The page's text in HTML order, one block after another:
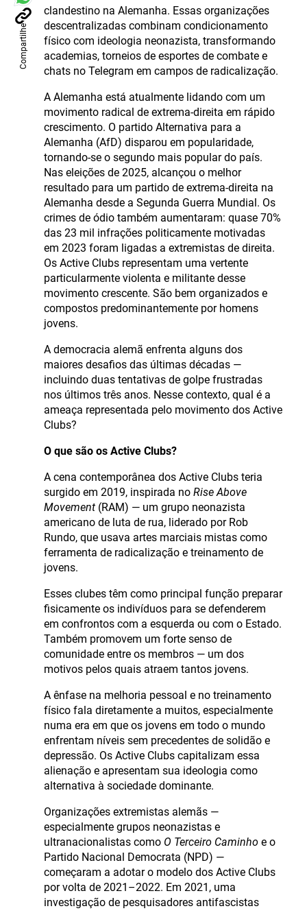
Compartilhe
clandestino na Alemanha. Essas organizações
descentralizadas combinam condicionamento
físico com ideologia neonazista, transformando
academias, torneios de esportes de combate e
chats no Telegram em campos de radicalização.
A Alemanha está atualmente lidando com um
movimento radical de extrema-direita em rápido
crescimento. O partido Alternativa para a
Alemanha (AfD) disparou em popularidade,
tornando-se o segundo mais popular do país.
Nas eleições de 2025, alcançou o melhor
resultado para um partido de extrema-direita na
Alemanha desde a Segunda Guerra Mundial. Os
crimes de ódio também aumentaram: quase 70%
das 23 mil infrações politicamente motivadas
em 2023 foram ligadas a extremistas de direita.
Os Active Clubs representam uma vertente
particularmente violenta e militante desse
movimento crescente. São bem organizados e
compostos predominantemente por homens
jovens.
A democracia alemã enfrenta alguns dos
maiores desafios das últimas décadas —
incluindo duas tentativas de golpe frustradas
nos últimos três anos. Nesse contexto, qual é a
ameaça representada pelo movimento dos Active
Clubs?
O que são os Active Clubs?
A cena contemporânea dos Active Clubs teria
surgido em 2019, inspirada no Rise Above
Movement (RAM) — um grupo neonazista
americano de luta de rua, liderado por Rob
Rundo, que usava artes marciais mistas como
ferramenta de radicalização e treinamento de
jovens.
Esses clubes têm como principal função preparar
fisicamente os indivíduos para se defenderem
em confrontos com a esquerda ou com o Estado.
Também promovem um forte senso de
comunidade entre os membros — um dos
motivos pelos quais atraem tantos jovens.
A ênfase na melhoria pessoal e no treinamento
físico fala diretamente a muitos, especialmente
numa era em que os jovens em todo o mundo
enfrentam níveis sem precedentes de solidão e
depressão. Os Active Clubs capitalizam essa
alienação e apresentam sua ideologia como
alternativa à sociedade dominante.
Organizações extremistas alemãs —
especialmente grupos neonazistas e
ultranacionalistas como O Terceiro Caminho e o
Partido Nacional Democrata (NPD) —
começaram a adotar o modelo dos Active Clubs
por volta de 2021–2022. Em 2021, uma
investigação de pesquisadores antifascistas